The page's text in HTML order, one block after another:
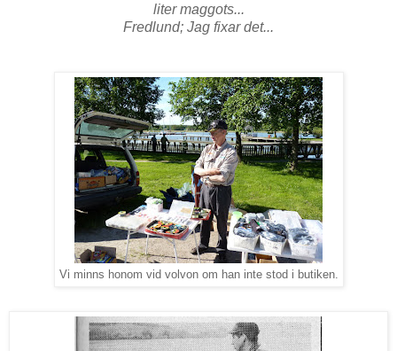
liter maggots...
Fredlund; Jag fixar det...
Vi minns honom vid volvon om han inte stod i butiken.